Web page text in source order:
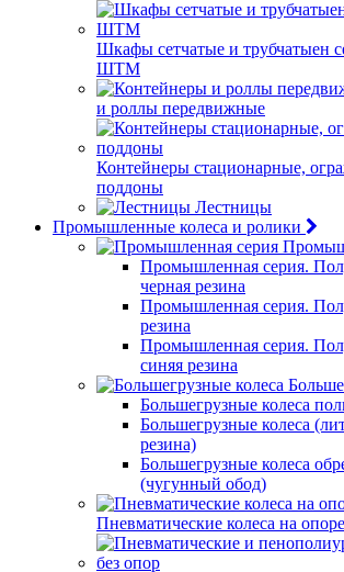
Шкафы сетчатые и
ШТМ
и роллы передвижные
Контейнеры стационарные,
поддоны
Лестницы
Промышленные колеса и ролики
Промышленная серия.
черная резина
Промышленная серия.
резина
Промышленная серия.
синяя резина
Большегрузные колеса
Большегрузные колеса
резина)
Большегрузные колеса
(чугунный обод)
Пневматические колеса на опоре